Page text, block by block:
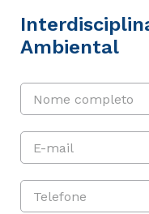
Ambiental
Nome completo
E-mail
Telefone